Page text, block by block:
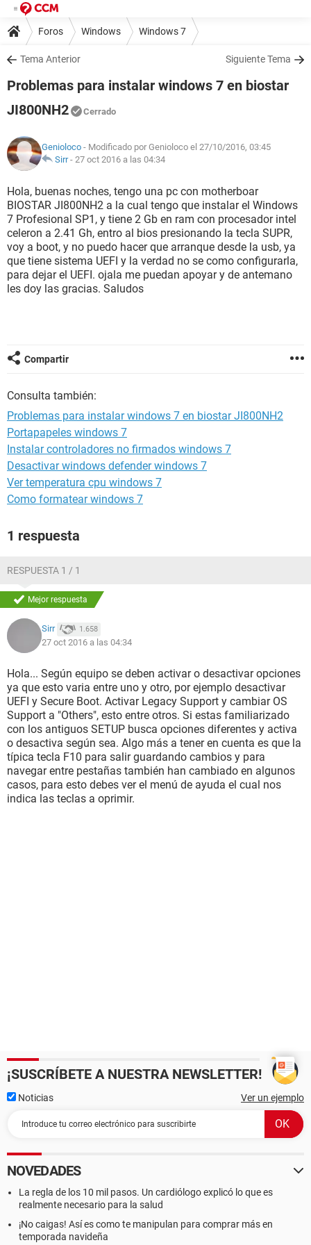
Foros Windows Windows 7
Tema Anterior Siguiente Tema
Problemas para instalar windows 7 en biostar
JI800NH2
Cerrado
Genioloco - Modificado por Genioloco el 27/10/2016, 03:45
Sirr- 27 oct 2016 a las 04:34
Hola, buenas noches, tengo una pc con motherboar
BIOSTAR JI800NH2 a la cual tengo que instalar el Windows
7 Profesional SP1, y tiene 2 Gb en ram con procesador intel
celeron a 2.41 Gh, entro al bios presionando la tecla SUPR,
voy a boot, y no puedo hacer que arranque desde la usb, ya
que tiene sistema UEFI y la verdad no se como configurarla,
para dejar el UEFI. ojala me puedan apoyar y de antemano
les doy las gracias. Saludos
Compartir
Consulta también:
Problemas para instalar windows 7 en biostar JI800NH2
Portapapeles windows 7
Instalar controladores no firmados windows 7
Desactivar windows defender windows 7
Ver temperatura cpu windows 7
Como formatear windows 7
1 respuesta
RESPUESTA 1 / 1
Mejor respuesta
Sirr 1.658
27 oct 2016 a las 04:34
Hola... Según equipo se deben activar o desactivar opciones
ya que esto varia entre uno y otro, por ejemplo desactivar
UEFI y Secure Boot. Activar Legacy Support y cambiar OS
Support a "Others", esto entre otros. Si estas familiarizado
con los antiguos SETUP busca opciones diferentes y activa
o desactiva según sea. Algo más a tener en cuenta es que la
típica tecla F10 para salir guardando cambios y para
navegar entre pestañas también han cambiado en algunos
casos, para esto debes ver el menú de ayuda el cual nos
indica las teclas a oprimir.
¡SUSCRÍBETE A NUESTRA NEWSLETTER!
Noticias Ver un ejemplo
NOVEDADES
La regla de los 10 mil pasos. Un cardiólogo explicó lo que es
realmente necesario para la salud
¡No caigas! Así es como te manipulan para comprar más en
temporada navideña